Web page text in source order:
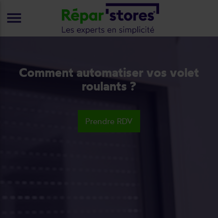
Comment automatiser vos volet
roulants ?
Prendre RDV
menu